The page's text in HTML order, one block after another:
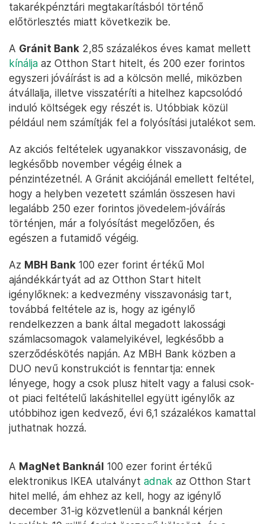
takarékpénztári megtakarításból történő
előtörlesztés miatt következik be.
A Gránit Bank 2,85 százalékos éves kamat mellett
kínálja az Otthon Start hitelt, és 200 ezer forintos
egyszeri jóváírást is ad a kölcsön mellé, miközben
átvállalja, illetve visszatéríti a hitelhez kapcsolódó
induló költségek egy részét is. Utóbbiak közül
például nem számítják fel a folyósítási jutalékot sem.
Az akciós feltételek ugyanakkor visszavonásig, de
legkésőbb november végéig élnek a
pénzintézetnél. A Gránit akciójánál emellett feltétel,
hogy a helyben vezetett számlán összesen havi
legalább 250 ezer forintos jövedelem-jóváírás
történjen, már a folyósítást megelőzően, és
egészen a futamidő végéig.
Az MBH Bank 100 ezer forint értékű Mol
ajándékkártyát ad az Otthon Start hitelt
igénylőknek: a kedvezmény visszavonásig tart,
továbbá feltétele az is, hogy az igénylő
rendelkezzen a bank által megadott lakossági
számlacsomagok valamelyikével, legkésőbb a
szerződéskötés napján. Az MBH Bank közben a
DUO nevű konstrukciót is fenntartja: ennek
lényege, hogy a csok plusz hitelt vagy a falusi csok-
ot piaci feltételű lakáshitellel együtt igénylők az
utóbbihoz igen kedvező, évi 6,1 százalékos kamattal
juthatnak hozzá.
A MagNet Banknál 100 ezer forint értékű
elektronikus IKEA utalványt adnak az Otthon Start
hitel mellé, ám ehhez az kell, hogy az igénylő
december 31-ig közvetlenül a banknál kérjen